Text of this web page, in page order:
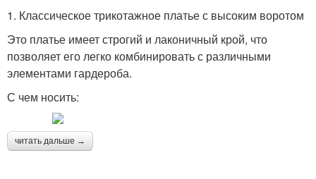
1. Классическое трикотажное платье с высоким воротом
Это платье имеет строгий и лаконичный крой, что
позволяет его легко комбинировать с различными
элементами гардероба.
С чем носить:
читать дальше →